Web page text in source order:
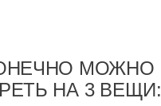
МОЖНО
НА 3 ВЕЩИ: